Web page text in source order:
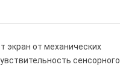
экран от механических
сенсорного